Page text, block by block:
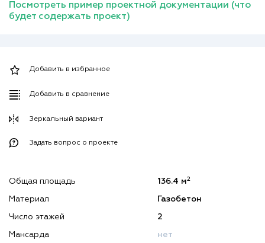
Посмотреть пример проектной документации (что
будет содержать проект)
Добавить в избранное
Добавить в сравнение
Зеркальный вариант
Задать вопрос о проекте
Общая площадь 136.4 м2
Материал Газобетон
Число этажей 2
Мансарда нет